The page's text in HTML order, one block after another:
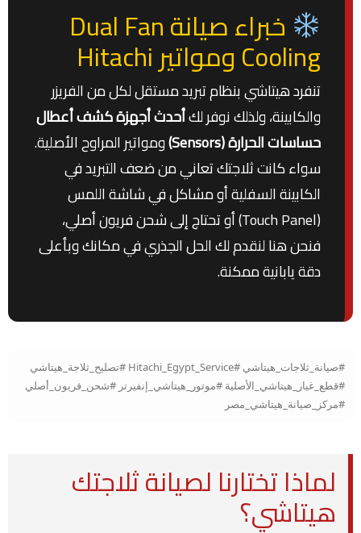
خبراء صيانة Dual Fan
Cooling ومواتير Hitachi
تنفرد هيتاشي بنظام تبريد مستقل لكل من الفريزر
والكابينة، ولذلك نوفر لكأحدث أجهزة كشف أعطال
حساسات الحرارة (Sensors)
ومواتير المراوح الأصلية.
سواء كانت ثلاجتك تعاني من ضعف التبريد في
الكابينة السفلية أو مشاكل في شاشة اللمس
(Touch Panel) أو تحتاج إلى شحن فريون أصلي،
فنحن هنا لنقدم لك الحل الجذري في مكانك وبأعلى
دقة يابانية ممكنة.
#صيانة_ثلاجات_هيتاشي #Hitachi_Egypt_Service #تصليح_ثلاجة_هيتاشي
#قطع_غيار_هيتاشي_الأصلية #موتور_هيتاشي_إنفيرتر #شحن_فريون_أصلي
#مركز_صيانة_هيتاشي_مصر
لماذا تختارنا لصيانة ثلاجتك
هيتاشي؟